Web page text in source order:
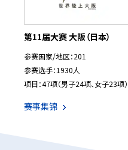
第11届大赛 大阪（日本）
参赛国家/地区：201
参赛选手：1930人
项目：47项（男子24项、女子23项）
赛事集锦